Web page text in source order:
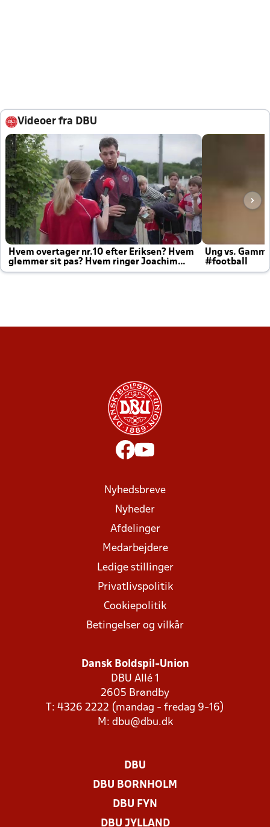
Videoer fra DBU
Hvem overtager nr.10 efter Eriksen? Hvem
glemmer sit pas? Hvem ringer Joachim
altid til efter kampe?
Ung vs.
#football
Nyhedsbreve
Nyheder
Afdelinger
Medarbejdere
Ledige stillinger
Privatlivspolitik
Cookiepolitik
Betingelser og vilkår
Dansk Boldspil-Union
DBU Allé 1
2605 Brøndby
T: 4326 2222 (mandag - fredag 9-16)
M: dbu@dbu.dk
DBU
DBU BORNHOLM
DBU FYN
DBU JYLLAND